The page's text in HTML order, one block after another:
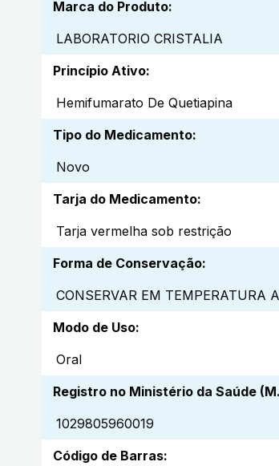
Marca do Produto:
LABORATORIO CRISTALIA
Princípio Ativo:
Hemifumarato De Quetiapina
Tipo do Medicamento:
Novo
Tarja do Medicamento:
Tarja vermelha sob restrição
Forma de Conservação:
CONSERVAR EM TEMPERATURA
Modo de Uso:
Oral
Registro no Ministério da Saúde
1029805960019
Código de Barras: